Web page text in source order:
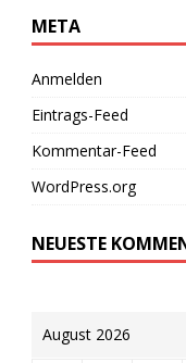
META
Anmelden
Eintrags-Feed
Kommentar-Feed
WordPress.org
NEUESTE
August 2026